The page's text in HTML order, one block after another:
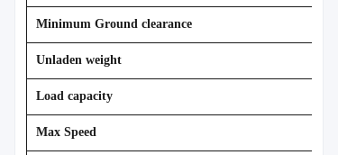
Minimum Ground clearance
Unladen weight
Load capacity
Max Speed